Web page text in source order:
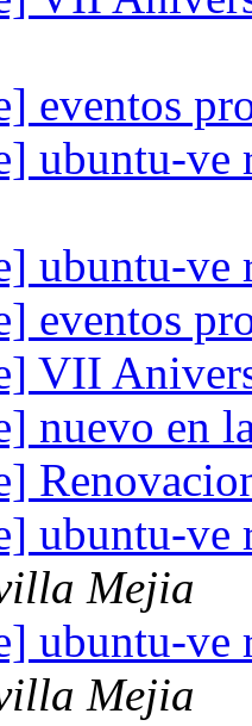
eventos
ubuntu-ve
ubuntu-ve
eventos
VII
nuevo en
ubuntu-ve
Mejia
ubuntu-ve
Mejia